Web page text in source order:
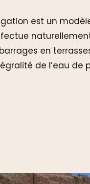
est un
en
de l’eau de